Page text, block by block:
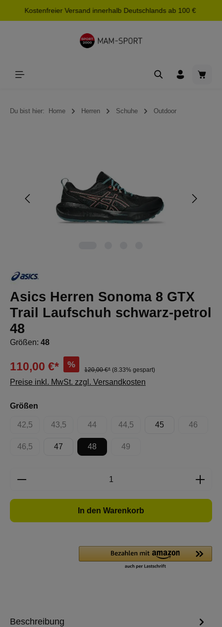
springen
Kostenfreier Versand innerhalb Deutschlands ab 100 €
Du bist hier: Home Herren Schuhe Outdoor
Asics Herren Sonoma 8 GTX
Trail Laufschuh schwarz-petrol
48
Größen: 48
110,00 €* %
120,00 €* (8.33% gespart)
Preise inkl. MwSt. zzgl. Versandkosten
Größen
42,5
(Diese Option ist zurzeit nicht verfügbar.)
43,5
(Diese Option ist zurzeit nicht verfügbar.)
44
(Diese Option ist zurzeit nicht verfügbar.)
44,5
(Diese Option ist zurzeit nicht
45 46
(Diese
46,5
(Diese Option ist zurzeit nicht verfügbar.)
47 48 49
(Diese Option ist zurzeit nicht
Produkt Anzahl: Gib den gewünschten
In den Warenkorb
Beschreibung